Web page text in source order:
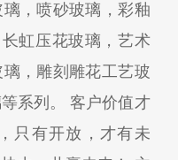
，喷砂玻璃，彩釉
虹压花玻璃，艺术
，雕刻雕花工艺玻
系列。 客户价值才
只有开放，才有未